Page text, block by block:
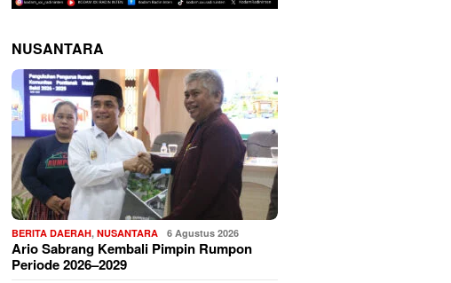
NUSANTARA
BERITA DAERAH,NUSANTARA 6 Agustus 2026
Ario Sabrang Kembali Pimpin Rumpon
Periode 2026–2029